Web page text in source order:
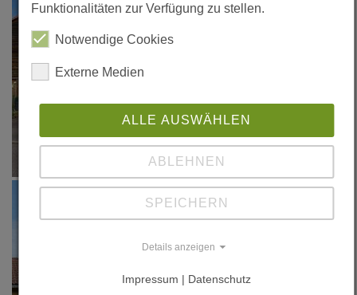
Funktionalitäten zur Verfügung zu stellen.
Notwendige Cookies
Externe Medien
ALLE AUSWÄHLEN
ABLEHNEN
SPEICHERN
Details anzeigen
Impressum | Datenschutz